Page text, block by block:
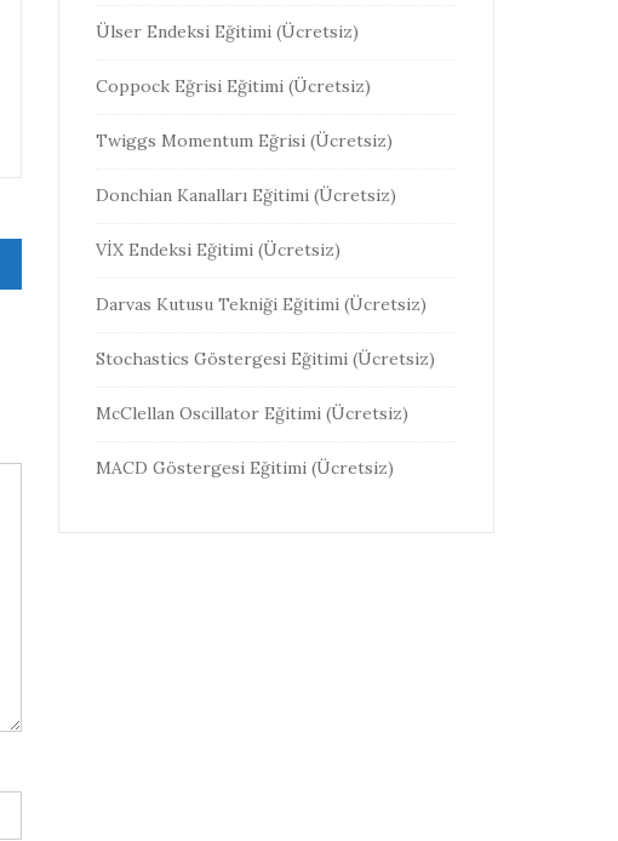
Ülser Endeksi Eğitimi (Ücretsiz)
Coppock Eğrisi Eğitimi (Ücretsiz)
Twiggs Momentum Eğrisi (Ücretsiz)
Donchian Kanalları Eğitimi (Ücretsiz)
VİX Endeksi Eğitimi (Ücretsiz)
Darvas Kutusu Tekniği Eğitimi (Ücretsiz)
Stochastics Göstergesi Eğitimi (Ücretsiz)
McClellan Oscillator Eğitimi (Ücretsiz)
MACD Göstergesi Eğitimi (Ücretsiz)